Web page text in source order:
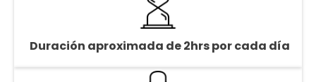
Duración aproximada de 2hrs por cada día